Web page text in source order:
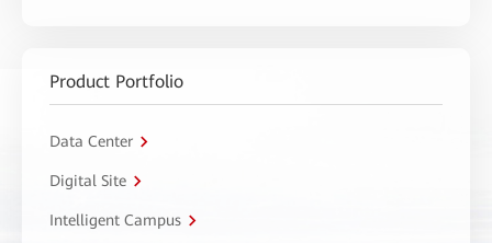
Product Portfolio
Data Center
Digital Site
Intelligent Campus